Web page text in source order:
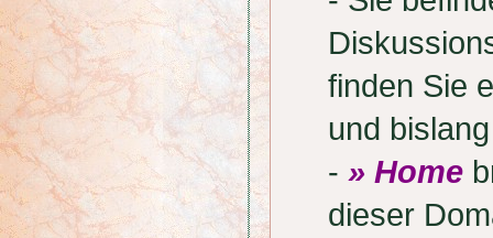
finden Sie
und
- » Home
dieser